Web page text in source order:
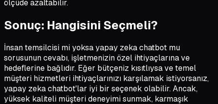
ölçüde azaltabilir.
Sonuç: Hangisini Seçmeli?
İnsan temsilcisi mi yoksa yapay zeka chatbot mu
sorusunun cevabı, işletmenizin özel ihtiyaçlarına ve
hedeflerine bağlıdır. Eğer bütçeniz kısıtlıysa ve temel
müşteri hizmetleri ihtiyaçlarınızı karşılamak istiyorsanız,
yapay zeka chatbot'lar iyi bir seçenek olabilir. Ancak,
yüksek kaliteli müşteri deneyimi sunmak, karmaşık